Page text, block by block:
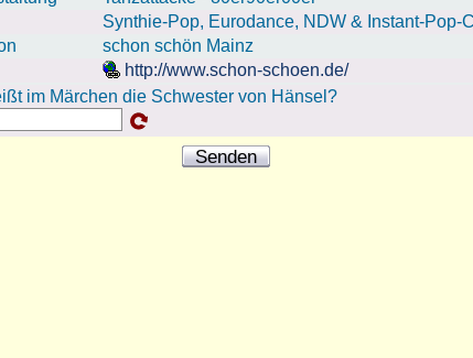
Synthie-Pop, Eurodance, NDW & Instant-Pop-
schon schön Mainz
http://www.schon-schoen.de/
im Märchen die Schwester von Hänsel?